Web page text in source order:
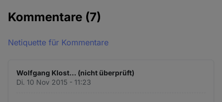
Kommentare (7)
Netiquette für Kommentare
Wolfgang Klost… (nicht überprüft)
Di. 10 Nov 2015 - 11:23